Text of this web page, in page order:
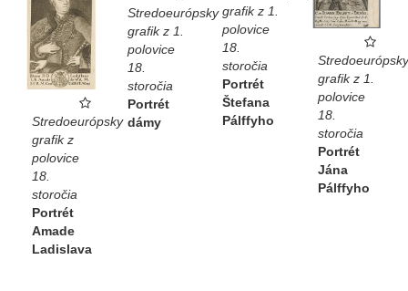
grafik z 1.
polovice
18.
storočia
Portrét
Štefana
Pálffyho
Stredoeurópsky
grafik z 1.
polovice
18.
storočia
Portrét
Jána
Pálffyho
Stredoeurópsky
grafik z 1.
polovice
18.
storočia
Portrét
dámy
Stredoeurópsky
grafik z
polovice
18.
storočia
Portrét
Amade
Ladislava